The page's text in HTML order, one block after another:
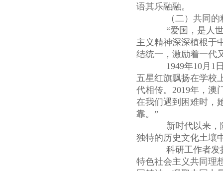
语其乐融融。
（二）共同的
“爱国，是人世
主义精神深深植根于
结统一，激励着一代
1949年10月1日
五星红旗飘扬在学校
代相传。2019年，澳
在我们遇到困难时，
靠。”
新时代以来，随
独特的历史文化土壤
科研工作者发扬
特色社会主义共同理